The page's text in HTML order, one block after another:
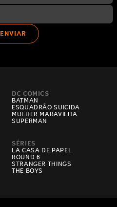
ENVIAR
DC COMICS
BATMAN
ESQUADRÃO SUICIDA
MULHER MARAVILHA
SUPERMAN
SÉRIES
LA CASA DE PAPEL
ROUND 6
STRANGER THINGS
THE BOYS